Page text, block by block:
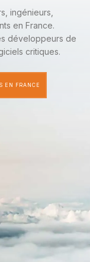
ingénieurs,
en France.
développeurs de
critiques.
EN FRANCE